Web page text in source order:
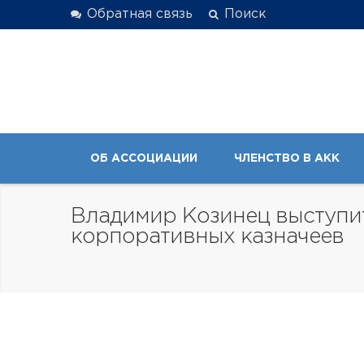
Обратная связь Поиск
ОБ АССОЦИАЦИИ ЧЛЕНСТВО В АКК
Владимир Козинец
корпоративных казначеев